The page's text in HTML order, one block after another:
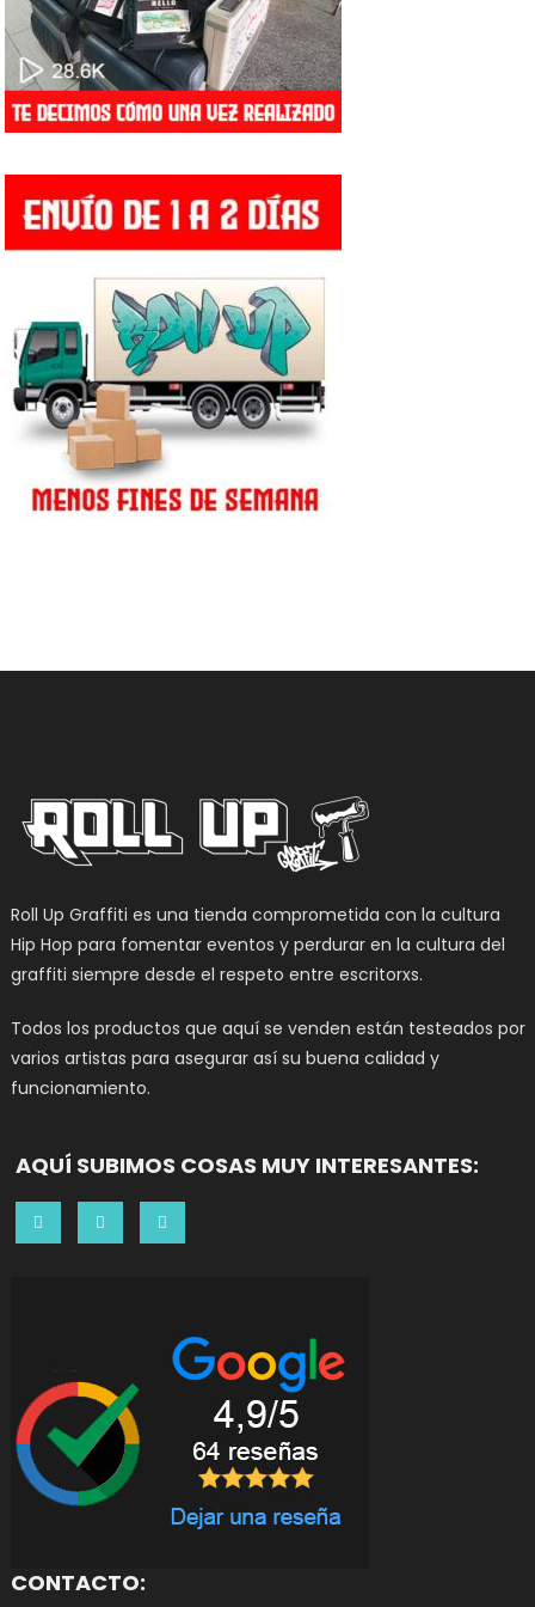
Roll Up Graffiti es una tienda comprometida con la cultura
Hip Hop para fomentar eventos y perdurar en la cultura del
graffiti siempre desde el respeto entre escritorxs.
Todos los productos que aquí se venden están testeados por
varios artistas para asegurar así su buena calidad y
funcionamiento.
AQUÍ SUBIMOS COSAS MUY INTERESANTES:
CONTACTO: